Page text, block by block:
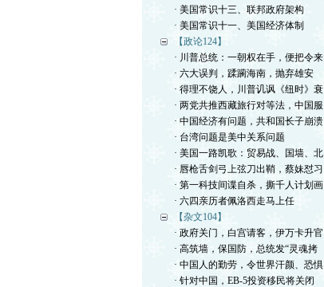
· 美国常识十三、联邦政府架构
· 美国常识十一、美国经济体制
【政论124】
· 川普总统：一朝权在手，便把令来
· 六大误判，蹂躏海南，抛弃雄安
· 得理不饶人，川普讥讽《纽时》衰
· 两党共推西藏旅行对等法，中国服
· 中国经济有问题，共和国长子崩溃
· 台湾问题是美中关系问题
· 美国一路凯歌：贸易战、国墙、北
· 唇枪舌剑弓上弦刀出鞘，蔡妹怼习
· 第一科技间谍自杀，撕千人计划画
· 六四亲历者佩洛西走马上任
【杂文104】
· 政府关门，白宫请客，伊万卡升官
· 高筑墙，保国防，总统发“灵魂拷
· 中国人的勤劳，令世界汗颜、恐惧
· 针对中国，EB-5投资移民将关闭